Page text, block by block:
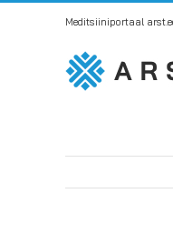
Skip
Meditsiiniportaal